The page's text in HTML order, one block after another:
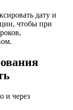
дату и
чтобы при